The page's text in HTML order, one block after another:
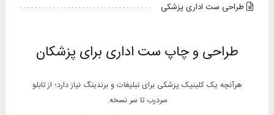
طراحی ست اداری پزشکی
طراحی و چاپ ست اداری برای پزشکان
هرآنچه یک کلینیک پزشکی برای تبلیغات و برندینگ نیاز دارد؛ از تابلو
سردرب تا سر نسخه‌.